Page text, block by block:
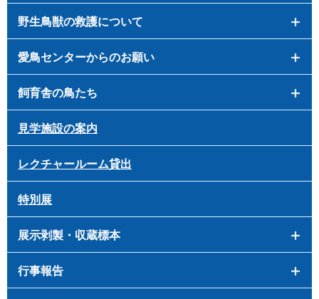
野生鳥獣の救護について
愛鳥センターからのお願い
飼育舎の鳥たち
見学施設の案内
レクチャールーム貸出
特別展
展示剥製・収蔵標本
行事報告